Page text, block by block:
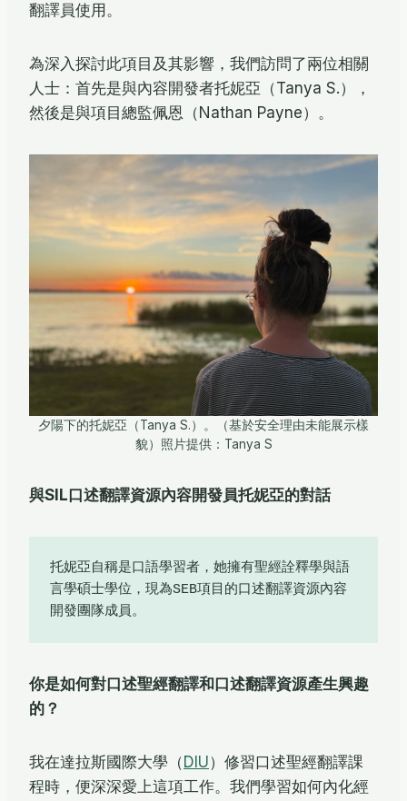
翻譯員使用。
為深入探討此項目及其影響，我們訪問了兩位相關
人士：首先是與內容開發者托妮亞（Tanya S.），
然後是與項目總監佩恩（Nathan Payne）。
夕陽下的托妮亞（Tanya S.）。（基於安全理由未能展示樣
貌）照片提供：Tanya S
與SIL口述翻譯資源內容開發員托妮亞的對話
托妮亞自稱是口語學習者，她擁有聖經詮釋學與語
言學碩士學位，現為SEB項目的口述翻譯資源內容
開發團隊成員。
你是如何對口述聖經翻譯和口述翻譯資源產生興趣
的？
我在達拉斯國際大學（ DIU）修習口述聖經翻譯課
程時，便深深愛上這項工作。我們學習如何內化經